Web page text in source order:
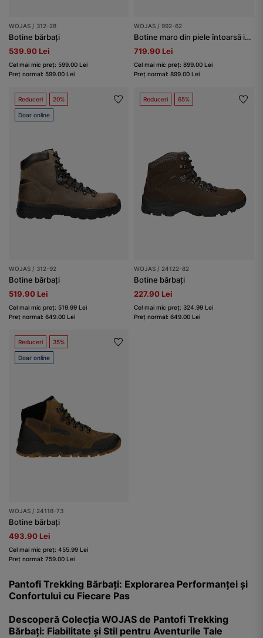
WOJAS / 312-28
Botine bărbați
539.90 Lei
Cel mai mic preț: 599.00 Lei
Preț normal: 599.00 Lei
WOJAS / 992-62
Botine maro din piele întoarsă impermeabilă
719.90 Lei
Cel mai mic preț: 899.00 Lei
Preț normal: 899.00 Lei
Reduceri 20%
Doar online
WOJAS / 312-92
Botine bărbați
519.90 Lei
Cel mai mic preț: 519.99 Lei
Preț normal: 649.00 Lei
Reduceri 65%
WOJAS / 24122-82
Botine bărbați
227.90 Lei
Cel mai mic preț: 324.99 Lei
Preț normal: 649.00 Lei
Reduceri 35%
Doar online
WOJAS / 24118-73
Botine bărbați
493.90 Lei
Cel mai mic preț: 455.99 Lei
Preț normal: 759.00 Lei
Pantofi Trekking Bărbați: Explorarea Performanței și
Confortului cu Fiecare Pas
Descoperă Colecția WOJAS de Pantofi Trekking
Bărbați: Fiabilitate și Stil pentru Aventurile Tale